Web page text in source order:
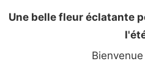
Une belle fleur éclatante